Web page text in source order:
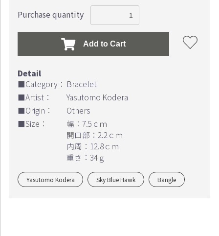
Purchase quantity
Add to Cart
■Category： Bracelet
■Artist：
Yasutomo Kodera
■Origin：
Others
■Size：
幅：7.5ｃｍ
開口部：2.2ｃｍ
内周：12.8ｃｍ
重さ：34ｇ
Yasutomo Kodera Sky Blue Hawk Bangle
Continue shopping